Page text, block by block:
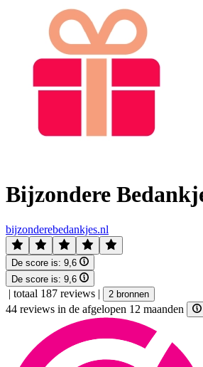
Bijzondere
bijzonderebedankjes.nl
De score is: 9,6
De score is: 9,6
| totaal 187 reviews | 2 bronnen
44 reviews in de afgelopen 12 maanden